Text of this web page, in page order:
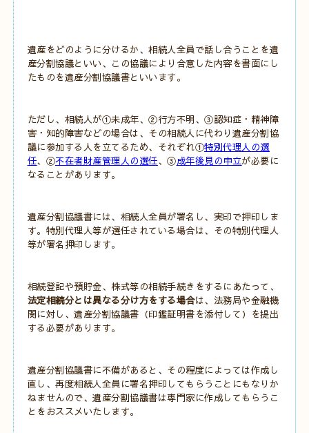
遺産をどのように分けるか、相続人全員で話し合うことを遺
産分割協議といい、この協議により合意した内容を書面にし
たものを遺産分割協議書といいます。
ただし、相続人が①未成年、②行方不明、③認知症・精神障
害・知的障害などの場合は、その相続人に代わり遺産分割協
議に参加する人を立てるため、それぞれ①特別代理人の選
任、②不在者財産管理人の選任、③成年後見の申立が必要に
なることがあります。
遺産分割協議書には、相続人全員が署名し、実印で押印しま
す。特別代理人等が選任されている場合は、その特別代理人
等が署名押印します。
相続登記や預貯金、株式等の相続手続きをするにあたって、
法定相続分とは異なる分け方をする場合は、法務局や金融機
関に対し、遺産分割協議書（印鑑証明書を添付して）を提出
する必要があります。
遺産分割協議書に不備があると、その程度によっては作成し
直し、再度相続人全員に署名押印してもらうことにもなりか
ねませんので、遺産分割協議書は専門家に作成してもらうこ
とをおススメいたします。